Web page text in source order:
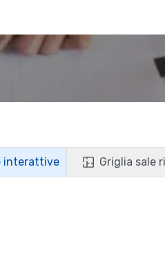
interattive Griglia sale